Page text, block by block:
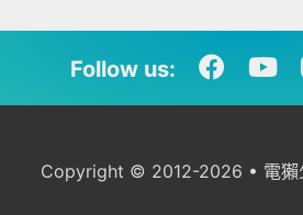
Follow us:
Copyright © 2012-2026 • 電獺